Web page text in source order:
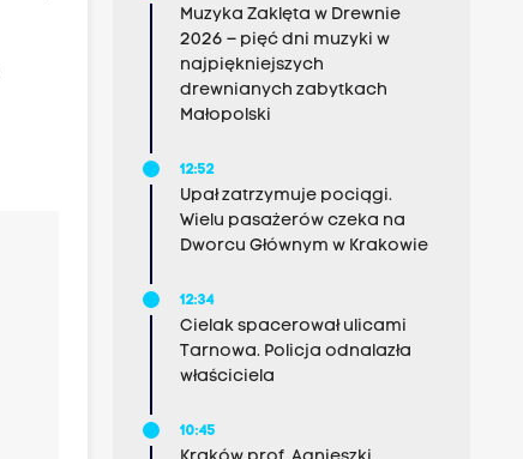
Muzyka Zaklęta w Drewnie
2026 – pięć dni muzyki w
najpiękniejszych
drewnianych zabytkach
Małopolski
12:52
Upał zatrzymuje pociągi.
Wielu pasażerów czeka na
Dworcu Głównym w Krakowie
12:34
Cielak spacerował ulicami
Tarnowa. Policja odnalazła
właściciela
10:45